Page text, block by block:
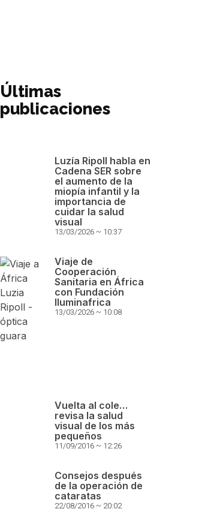
Últimas
publicaciones
Luzía Ripoll habla en
Cadena SER sobre
el aumento de la
miopía infantil y la
importancia de
cuidar la salud
visual
13/03/2026 10:37
Viaje de
Cooperación
Sanitaria en África
con Fundación
Iluminafrica
13/03/2026 10:08
Vuelta al cole…
revisa la salud
visual de los más
pequeños
11/09/2016 12:26
Consejos después
de la operación de
cataratas
22/08/2016 20:02